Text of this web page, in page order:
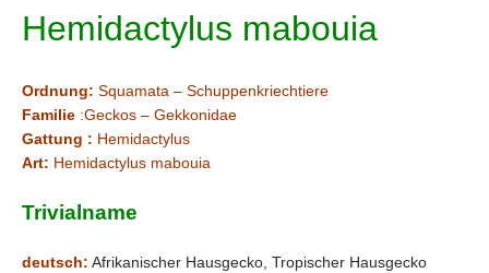
Hemidactylus mabouia
Ordnung: Squamata – Schuppenkriechtiere
Familie :Geckos – Gekkonidae
Gattung : Hemidactylus
Art: Hemidactylus mabouia
Trivialname
deutsch: Afrikanischer Hausgecko, Tropischer Hausgecko